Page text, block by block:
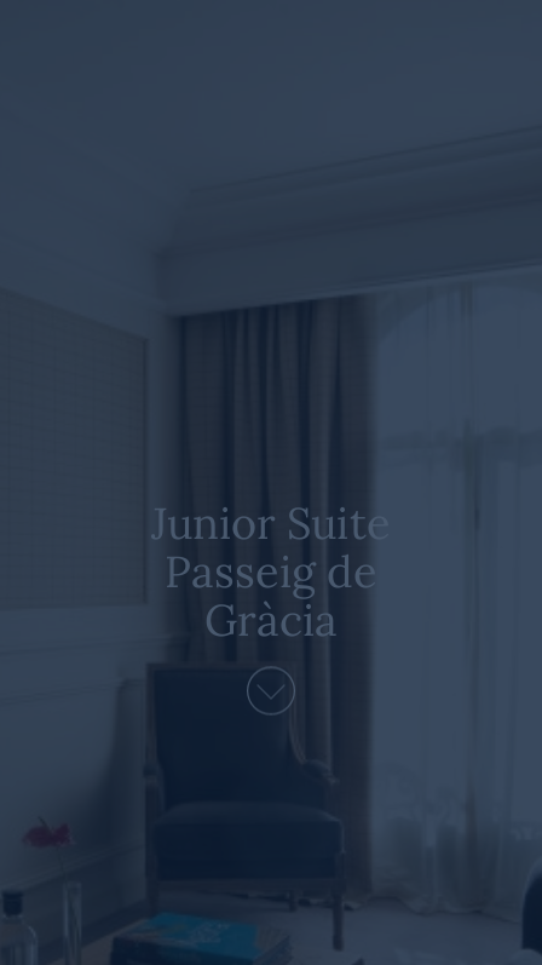
Junior Suite
Passeig de
Gràcia